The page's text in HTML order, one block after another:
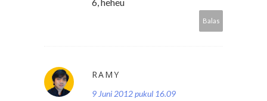
Balas
RAMY
9 Juni 2012 pukul 16.09